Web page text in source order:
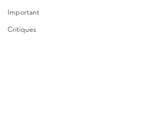
Important
Critiques